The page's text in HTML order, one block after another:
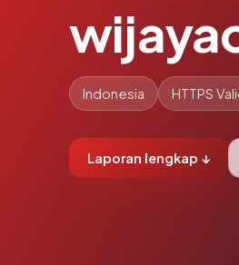
Indonesia HTTPS
Laporan lengkap ↓